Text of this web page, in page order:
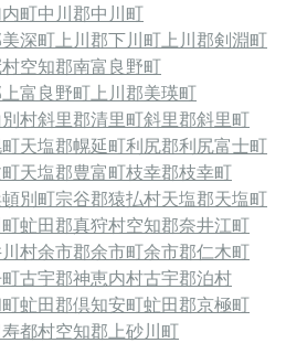
町中川郡中川町
深町 上川郡下川町 上川郡剣淵町
空知郡南富良野町
富良野町 上川郡美瑛町
村斜里郡清里町斜里郡斜里町
天塩郡幌延町利尻郡利尻富士町
天塩郡豊富町枝幸郡枝幸町
別町宗谷郡猿払村天塩郡天塩町
虻田郡真狩村空知郡奈井江町
村余市郡余市町余市郡仁木町
古宇郡神恵内村古宇郡泊村
虻田郡倶知安町虻田郡京極町
都村空知郡上砂川町